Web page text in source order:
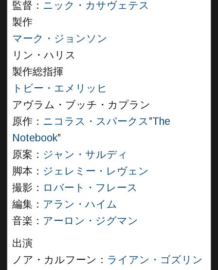
監督： ニック・カサヴェテス
製作
マーク・ジョンソン
リン・ハリス
製作総指揮
トビー・エメリッヒ
アヴラム・ブッチ・カプラン
原作： ニコラス・スパークス”The
Notebook”
原案： ジャン・サルディ
脚本： ジェレミー・レヴェン
撮影： ロバート・フレース
編集： アラン・ハイム
音楽： アーロン・ジグマン
出演
ノア・カルフーン： ライアン・ゴズリン